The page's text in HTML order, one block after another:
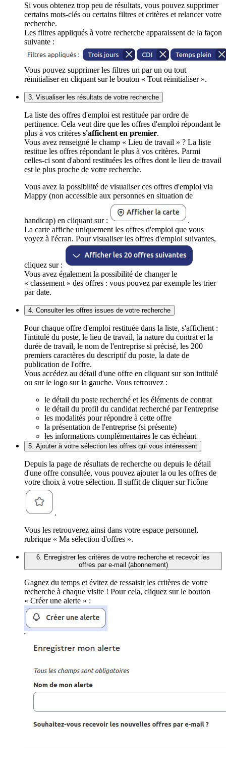
Si vous obtenez trop peu de résultats, vous pouvez supprimer
certains mots-clés ou certains filtres et critères et relancer votre
recherche.
Les filtres appliqués à votre recherche apparaissent de la façon
suivante :
Vous pouvez supprimer les filtres un par un ou tout
réinitialiser en cliquant sur le bouton « Tout réinitialiser ».
3. Visualiser les résultats de votre recherche
La liste des offres d'emploi est restituée par ordre de
pertinence. Cela veut dire que les offres d'emploi répondant le
plus à vos critères s'affichent en premier.
Vous avez renseigné le champ « Lieu de travail » ? La liste
restitue les offres répondant le plus à vos critères. Parmi
celles-ci sont d'abord restituées les offres dont le lieu de travail
est le plus proche de votre recherche.
Vous avez la possibilité de visualiser ces offres d'emploi via
Mappy (non accessible aux personnes en situation de
handicap) en cliquant sur :
.
La carte affiche uniquement les offres d'emploi que vous
voyez à l'écran. Pour visualiser les offres d'emploi suivantes,
cliquez sur :
Vous avez également la possibilité de changer le
« classement » des offres : vous pouvez par exemple les trier
par date.
4. Consulter les offres issues de votre recherche
Pour chaque offre d'emploi restituée dans la liste, s'affichent :
l'intitulé du poste, le lieu de travail, la nature du contrat et la
durée de travail, le nom de l'entreprise si précisé, les 200
premiers caractères du descriptif du poste, la date de
publication de l'offre.
Vous accédez au détail d'une offre en cliquant sur son intitulé
ou sur le logo sur la gauche. Vous retrouvez :
le détail du poste recherché et les éléments de contrat
le détail du profil du candidat recherché par l'entreprise
les modalités pour répondre à cette offre
la présentation de l'entreprise (si présente)
les informations complémentaires le cas échéant
5. Ajouter à votre sélection les offres qui vous intéressent
Depuis la page de résultats de recherche ou depuis le détail
d'une offre consultée, vous pouvez ajouter la ou les offres de
votre choix à votre sélection. Il suffit de cliquer sur l'icône
.
Vous les retrouverez ainsi dans votre espace personnel,
rubrique « Ma sélection d'offres ».
6. Enregistrer les critères de votre recherche et recevoir les
offres par e-mail (abonnement)
Gagnez du temps et évitez de ressaisir les critères de votre
recherche à chaque visite ! Pour cela, cliquez sur le bouton
« Créer une alerte » :